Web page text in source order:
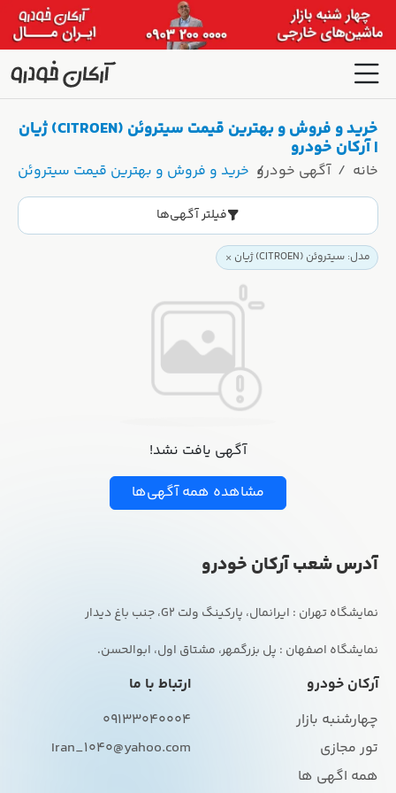
خرید و فروش و بهترین قیمت سیتروئن (CITROEN) ژیان
| آرکان خودرو
خانه آگهی خودرو خرید و فروش و بهترین قیمت سیتروئن (CITROEN) ژیان | آرکان خودرو
فیلتر آگهی‌ها
مدل: سیتروئن (CITROEN) ژیان
آگهی یافت نشد!
مشاهده همه آگهی‌ها
آدرس شعب آرکان خودرو
نمایشگاه اصفهان : پل بزرگمهر، مشتاق اول، ابوالحسن.
آرکان خودرو
چهارشنبه بازار
تور مجازی
همه اگهی ها
ارتباط با ما
09133040004
Iran_1040@yahoo.com